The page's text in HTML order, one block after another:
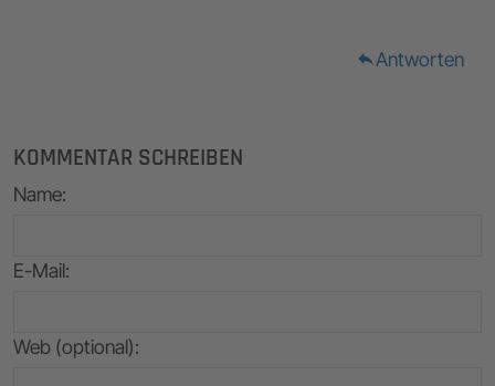
replyAntworten
KOMMENTAR SCHREIBEN
Name:
E-Mail:
Web (optional):